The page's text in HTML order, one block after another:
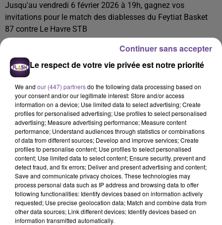
Jusqu'au vendredi 6 février 2026 à 19h, gagnez vos
invitations pour le match des diablesses du Feytiat Basket
87 contre Le Havre STB
2 février 2026
PANAZOL FEYTIAT BASKET : GAGNEZ VOS PLACES POUR LE MATCH
Le respect de votre vie privée est notre priorité
We and our (447) partnersdo the following data processing based on
your consent and/or our legitimate interest: Store and/or access
information on a device; Use limited data to select advertising; Create
profiles for personalised advertising; Use profiles to select personalised
advertising; Measure advertising performance; Measure content
performance; Understand audiences through statistics or combinations
of data from different sources; Develop and improve services; Create
profiles to personalise content; Use profiles to select personalised
content; Use limited data to select content; Ensure security, prevent and
detect fraud, and fix errors; Deliver and present advertising and content;
Save and communicate privacy choices. These technologies may
process personal data such as IP address and browsing data to offer
following functionalities: Identify devices based on information actively
requested; Use precise geolocation data; Match and combine data from
other data sources; Link different devices; Identify devices based on
information transmitted automatically.
Continuer sans accepter